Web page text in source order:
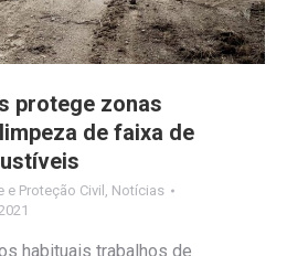
protege zonas
de faixa de
e Proteção Civil , Notícias
habituais trabalhos de